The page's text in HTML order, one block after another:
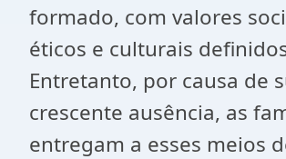
formado, com valores
éticos e culturais
Entretanto, por causa de
crescente ausência, as
entregam a esses meios